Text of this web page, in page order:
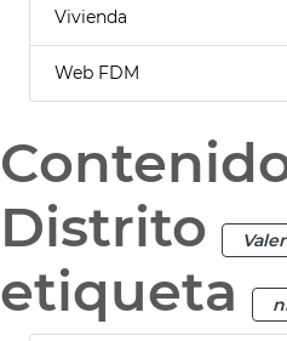
Vivienda
Web FDM
Distrito
etiqueta